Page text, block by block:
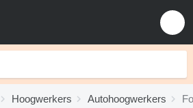
Hoogwerkers Autohoogwerkers